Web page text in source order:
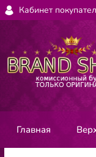
Кабинет
Главная